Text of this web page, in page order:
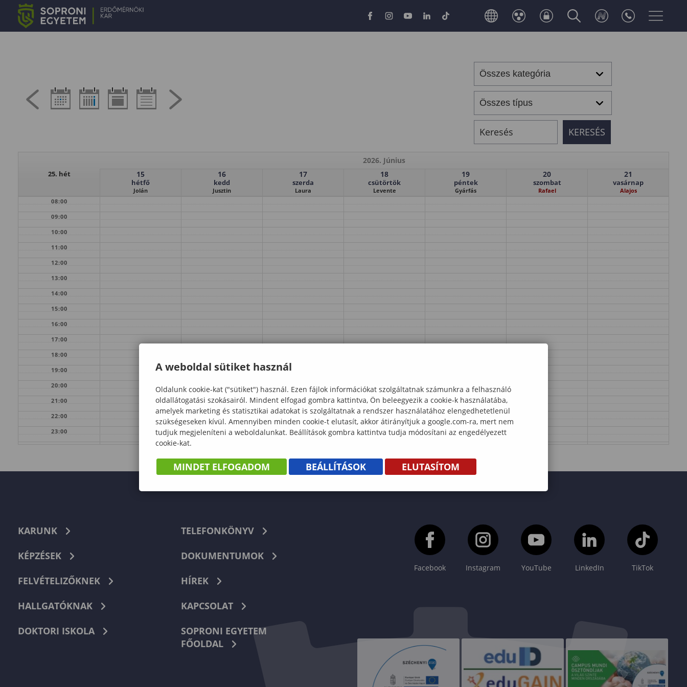
25. hét
2026. Június
15
hétfő
Jolán
16
kedd
Jusztin
17
szerda
Laura
18
csütörtök
Levente
19
péntek
Gyárfás
20
szombat
Rafael
21
vasárnap
Alajos
08:00
09:00
10:00
11:00
12:00
13:00
14:00
15:00
16:00
17:00
18:00
19:00
20:00
21:00
22:00
23:00
KARUNK
KÉPZÉSEK
FELVÉTELIZŐKNEK
HALLGATÓKNAK
DOKTORI ISKOLA
TELEFONKÖNYV
DOKUMENTUMOK
HÍREK
KAPCSOLAT
SOPRONI EGYETEM
FŐOLDAL
Facebook Instagram YouTube LinkedIn TikTok
A weboldal sütiket használ
Oldalunk cookie-kat ("sütiket") használ. Ezen fájlok információkat szolgáltatnak számunkra a felhasználó
oldallátogatási szokásairól. Mindent elfogad gombra kattintva, Ön beleegyezik a cookie-k használatába,
amelyek marketing és statisztikai adatokat is szolgáltatnak a rendszer használatához elengedhetetlenül
szükségeseken kívül. Amennyiben minden cookie-t elutasít, akkor átirányítjuk a google.com-ra, mert nem
tudjuk megjeleníteni a weboldalunkat. Beállítások gombra kattintva tudja módosítani az engedélyezett
cookie-kat.
MINDET ELFOGADOM BEÁLLÍTÁSOK ELUTASÍTOM